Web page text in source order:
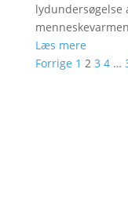
lydundersøgelse
Læs mere
Forrige 1 2 3 4 …